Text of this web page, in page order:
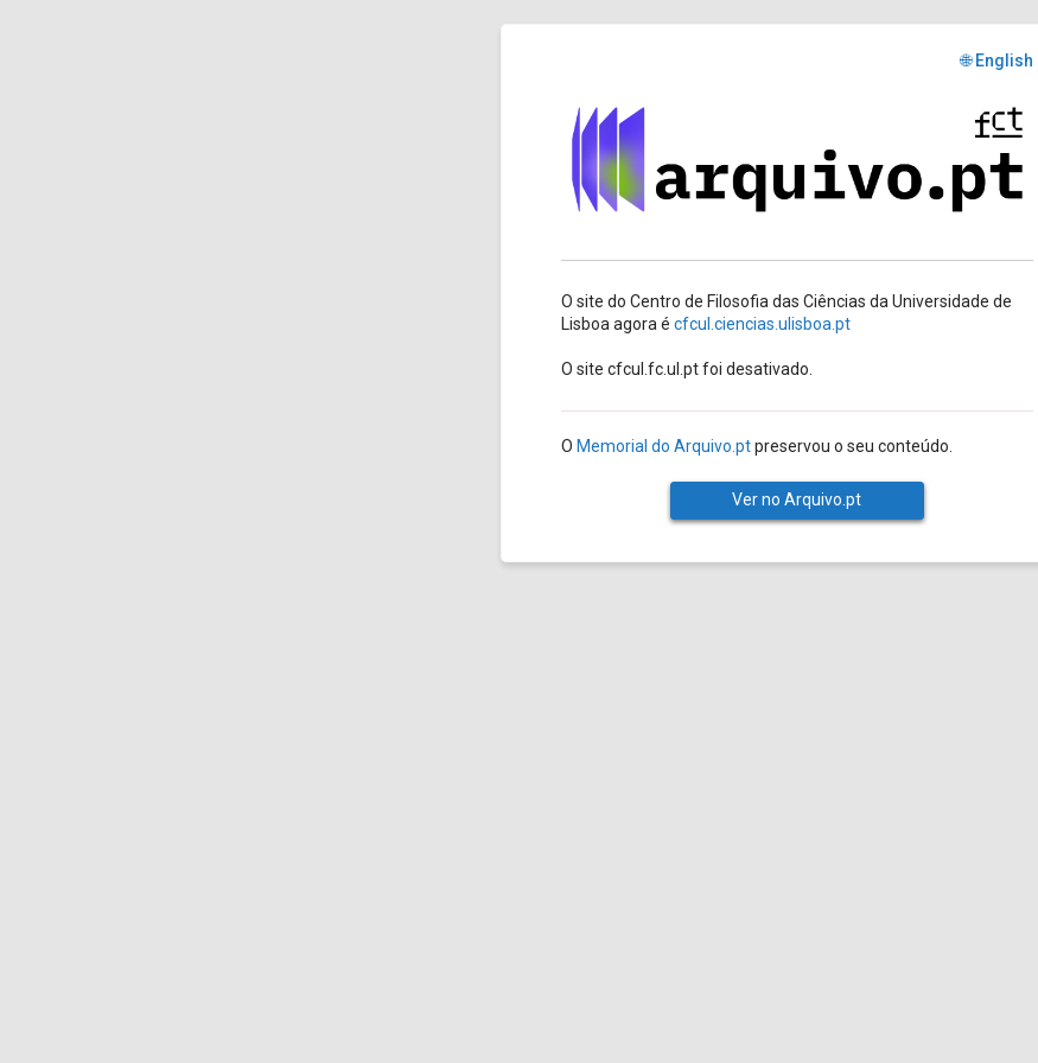
🌐 English
O site do Centro de Filosofia das Ciências da Universidade de
Lisboa agora é cfcul.ciencias.ulisboa.pt
O site cfcul.fc.ul.pt foi desativado.
O Memorial do Arquivo.ptpreservou o seu conteúdo.
Ver no Arquivo.pt